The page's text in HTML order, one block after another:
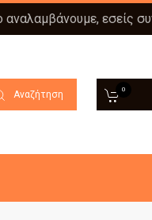
εσείς
Αναζήτηση 0